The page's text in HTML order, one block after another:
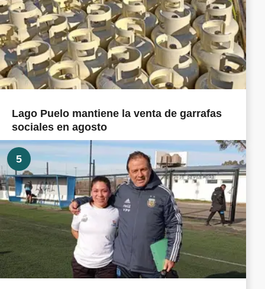
Lago Puelo mantiene la venta de garrafas
sociales en agosto
5